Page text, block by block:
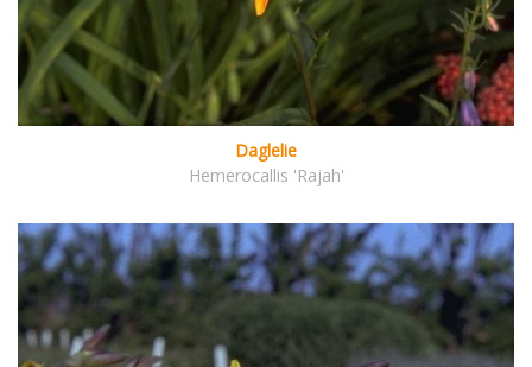
Daglelie
Hemerocallis 'Rajah'